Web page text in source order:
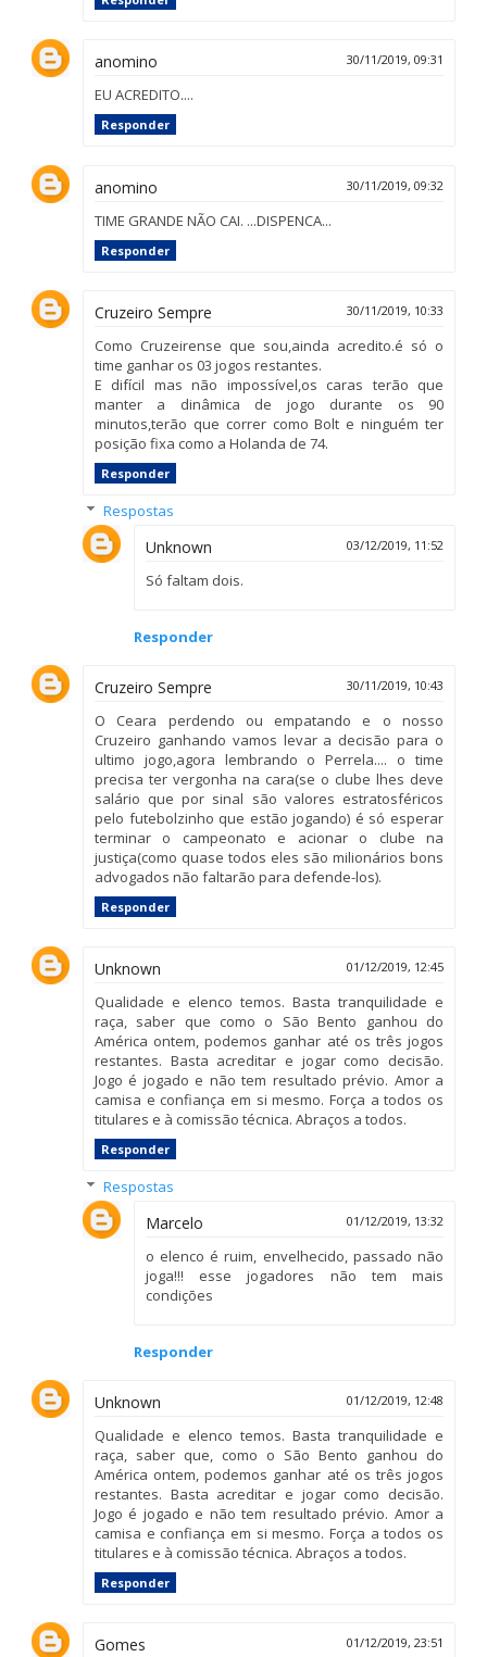
anomino 30/11/2019, 09:31
EU ACREDITO....
Responder
anomino 30/11/2019, 09:32
TIME GRANDE NÃO CAI. ...DISPENCA...
Responder
Cruzeiro Sempre 30/11/2019, 10:33
Como Cruzeirense que sou,ainda acredito.é só o
time ganhar os 03 jogos restantes.
E difícil mas não impossível,os caras terão que
manter a dinâmica de jogo durante os 90
minutos,terão que correr como Bolt e ninguém ter
posição fixa como a Holanda de 74.
Responder
Respostas
Unknown 03/12/2019, 11:52
Só faltam dois.
Responder
Cruzeiro Sempre 30/11/2019, 10:43
O Ceara perdendo ou empatando e o nosso
Cruzeiro ganhando vamos levar a decisão para o
ultimo jogo,agora lembrando o Perrela.... o time
precisa ter vergonha na cara(se o clube lhes deve
salário que por sinal são valores estratosféricos
pelo futebolzinho que estão jogando) é só esperar
terminar o campeonato e acionar o clube na
justiça(como quase todos eles são milionários bons
advogados não faltarão para defende-los).
Responder
Unknown 01/12/2019, 12:45
Qualidade e elenco temos. Basta tranquilidade e
raça, saber que como o São Bento ganhou do
América ontem, podemos ganhar até os três jogos
restantes. Basta acreditar e jogar como decisão.
Jogo é jogado e não tem resultado prévio. Amor a
camisa e confiança em si mesmo. Força a todos os
titulares e à comissão técnica. Abraços a todos.
Responder
Respostas
Marcelo 01/12/2019, 13:32
o elenco é ruim, envelhecido, passado não
joga!!! esse jogadores não tem mais
condições
Responder
Unknown 01/12/2019, 12:48
Qualidade e elenco temos. Basta tranquilidade e
raça, saber que, como o São Bento ganhou do
América ontem, podemos ganhar até os três jogos
restantes. Basta acreditar e jogar como decisão.
Jogo é jogado e não tem resultado prévio. Amor a
camisa e confiança em si mesmo. Força a todos os
titulares e à comissão técnica. Abraços a todos.
Responder
Gomes 01/12/2019, 23:51